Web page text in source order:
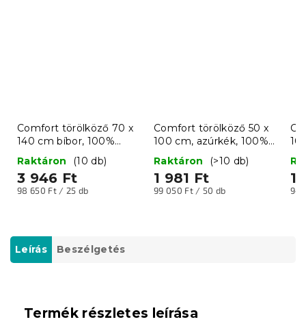
Comfort törölköző 70 x
140 cm bíbor, 100%
pamut
Raktáron (10 db)
3 946 Ft
Egységár:
98 650 Ft / 25 db
Comfort törölköző 50 x
100 cm, azúrkék, 100%
pamut
Raktáron (>10 db)
1 981 Ft
Egységár:
99 050 Ft / 50 db
1
94
Leírás Beszélgetés
Termék részletes leírása